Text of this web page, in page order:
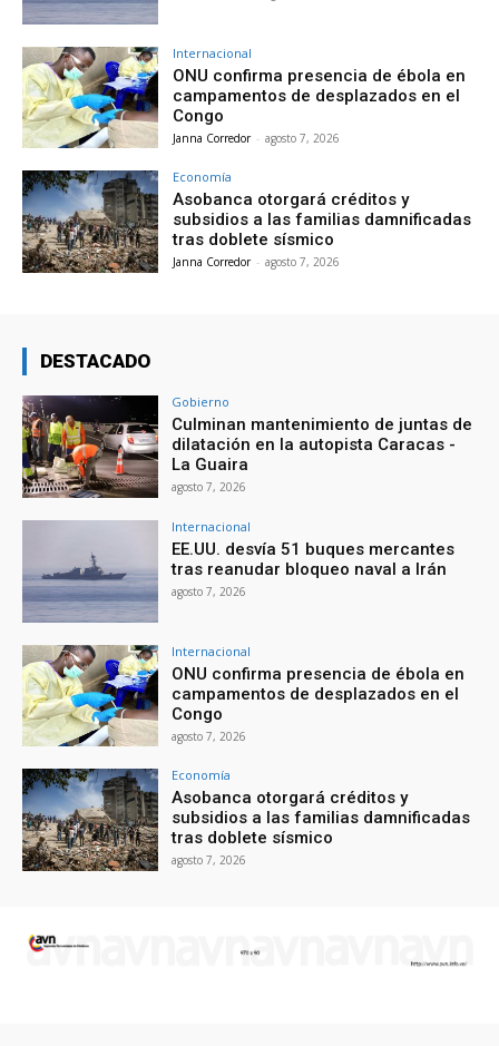
Internacional
ONU confirma presencia de ébola en
campamentos de desplazados en el
Congo
Janna Corredor - agosto 7, 2026
Economía
Asobanca otorgará créditos y
subsidios a las familias damnificadas
tras doblete sísmico
Janna Corredor - agosto 7, 2026
DESTACADO
Gobierno
Culminan mantenimiento de juntas de
dilatación en la autopista Caracas -
La Guaira
agosto 7, 2026
Internacional
EE.UU. desvía 51 buques mercantes
tras reanudar bloqueo naval a Irán
agosto 7, 2026
Internacional
ONU confirma presencia de ébola en
campamentos de desplazados en el
Congo
agosto 7, 2026
Economía
Asobanca otorgará créditos y
subsidios a las familias damnificadas
tras doblete sísmico
agosto 7, 2026